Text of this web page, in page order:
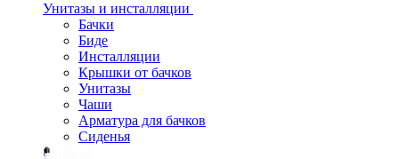
Унитазы и инсталляции
Бачки
Биде
Инсталляции
Крышки от бачков
Унитазы
Чаши
Арматура для бачков
Сиденья